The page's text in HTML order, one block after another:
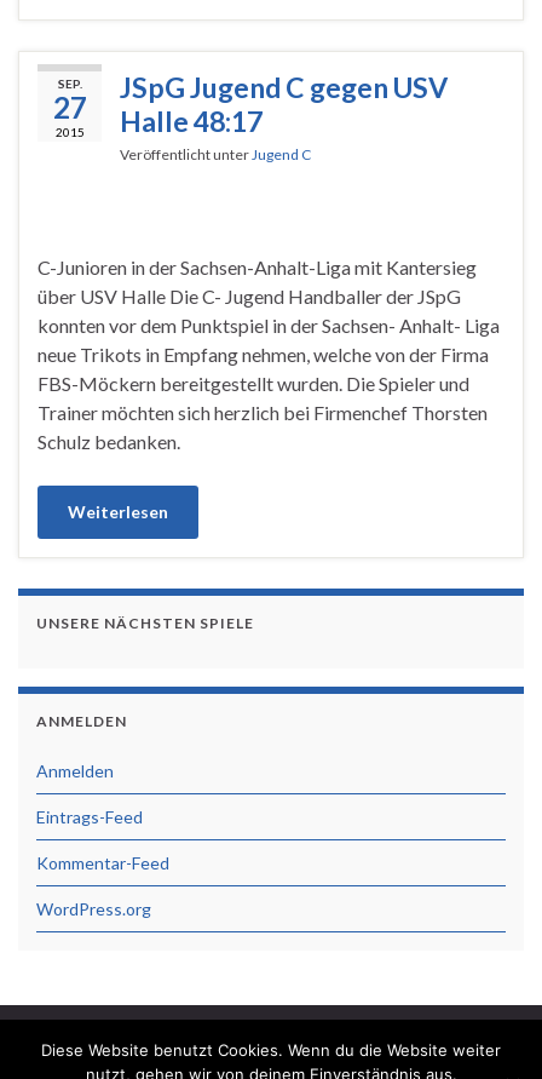
SEP.
27
2015
JSpG Jugend C gegen USV
Halle 48:17
Veröffentlicht unterJugend C
C-Junioren in der Sachsen-Anhalt-Liga mit Kantersieg
über USV Halle Die C- Jugend Handballer der JSpG
konnten vor dem Punktspiel in der Sachsen- Anhalt- Liga
neue Trikots in Empfang nehmen, welche von der Firma
FBS-Möckern bereitgestellt wurden. Die Spieler und
Trainer möchten sich herzlich bei Firmenchef Thorsten
Schulz bedanken.
Weiterlesen
UNSERE NÄCHSTEN SPIELE
ANMELDEN
Anmelden
Eintrags-Feed
Kommentar-Feed
WordPress.org
Datenschutzerklärung Impressum
Diese Website benutzt Cookies. Wenn du die Website weiter
nutzt, gehen wir von deinem Einverständnis aus.